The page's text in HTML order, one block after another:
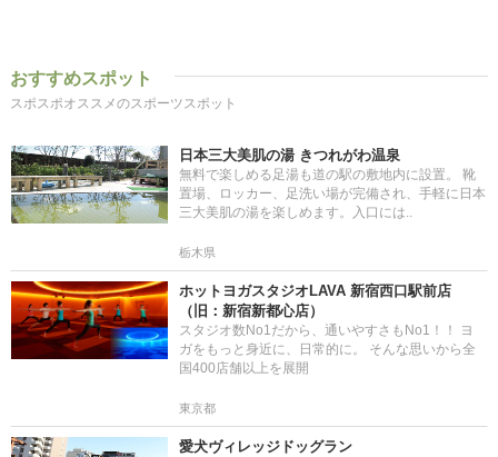
おすすめスポット
スポスポオススメのスポーツスポット
日本三大美肌の湯 きつれがわ温泉
無料で楽しめる足湯も道の駅の敷地内に設置。 靴
置場、ロッカー、足洗い場が完備され、手軽に日本
三大美肌の湯を楽しめます。入口には..
栃木県
ホットヨガスタジオLAVA 新宿西口駅前店
（旧：新宿新都心店）
スタジオ数No1だから、通いやすさもNo1！！ ヨ
ガをもっと身近に、日常的に。 そんな思いから全
国400店舗以上を展開
東京都
愛犬ヴィレッジドッグラン